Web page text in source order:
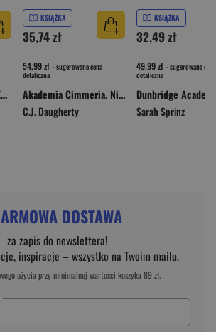
Akademia Cimmeria. Zbuntowani [wyd. 2, 2024]
KSIĄŻKA
35,74 zł
54,99 zł - sugerowana cena
detaliczna
Akademia Cimmeria. Niezłomni [wyd. 2, 2024]
C.J. Daugherty
KSIĄŻKA
32,49 zł
49,99 zł - sugerowana cena
detaliczna
Sarah Sprinz
DOSTAWA
za zapis do newslettera!
inspiracje – wszystko na Twoim mailu.
użycia przy minimalnej wartości koszyka 89 zł.